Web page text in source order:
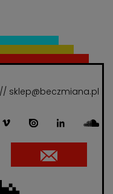
// sklep@beczmiana.pl